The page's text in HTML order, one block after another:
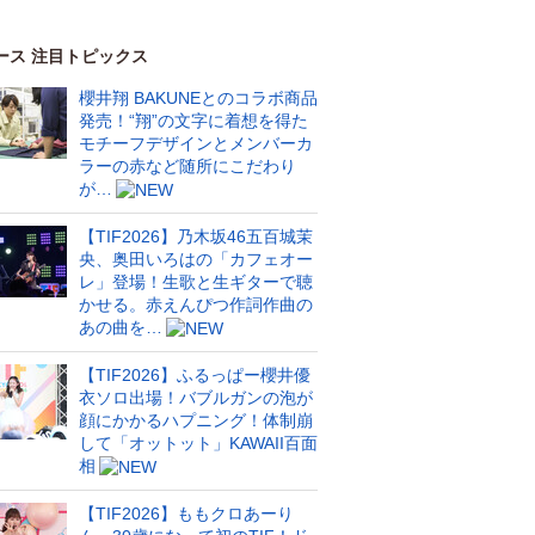
ス 注目トピックス
櫻井翔 BAKUNEとのコラボ商品
発売！“翔”の文字に着想を得た
モチーフデザインとメンバーカ
ラーの赤など随所にこだわり
が…
【TIF2026】乃木坂46五百城茉
央、奥田いろはの「カフェオー
レ」登場！生歌と生ギターで聴
かせる。赤えんぴつ作詞作曲の
あの曲を…
【TIF2026】ふるっぱー櫻井優
衣ソロ出場！バブルガンの泡が
顔にかかるハプニング！体制崩
して「オットット」KAWAII百面
相
【TIF2026】ももクロあーり